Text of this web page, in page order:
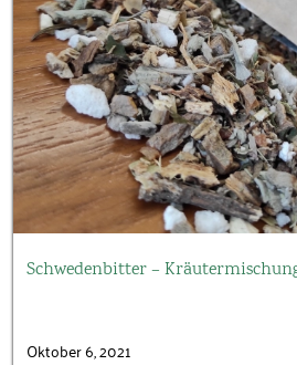
Schwedenbitter –
Oktober 6, 2021